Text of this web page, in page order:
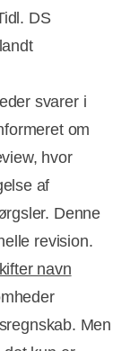
DS
svarer i
om
hvor
af
Denne
revision.
navn
Men